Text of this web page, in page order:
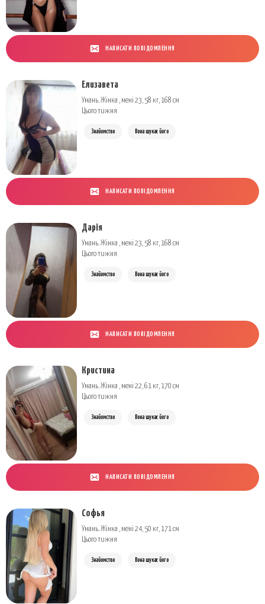
НАПИСАТИ ПОВІДОМЛЕННЯ
Елизавета
Умань. Жінка , мені 23, 58 кг, 168 см
Цього тижня
Знайомство Вона шукає його
НАПИСАТИ ПОВІДОМЛЕННЯ
Дарія
Умань. Жінка , мені 23, 58 кг, 168 см
Цього тижня
Знайомство Вона шукає його
НАПИСАТИ ПОВІДОМЛЕННЯ
Кристина
Умань. Жінка , мені 22, 61 кг, 170 см
Цього тижня
Знайомство Вона шукає його
НАПИСАТИ ПОВІДОМЛЕННЯ
Софья
Умань. Жінка , мені 24, 50 кг, 171 см
Цього тижня
Знайомство Вона шукає його